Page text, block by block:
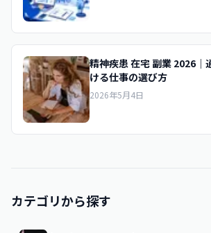
精神疾患 在宅 副業 2026｜
ける仕事の選び方
2026年5月4日
カテゴリから探す